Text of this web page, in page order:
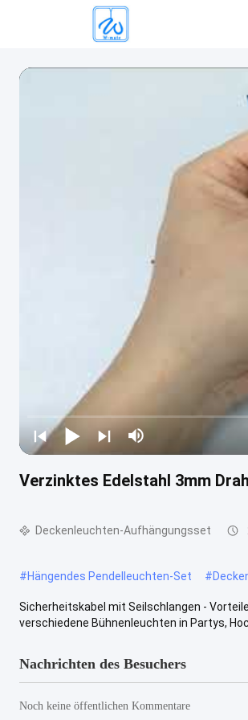
Verzinktes Edelstahl 3mm
Deckenleuchten-Aufhängungsset
#Hängendes Pendelleuchten-Set #
Sicherheitskabel mit Seilschlangen -
verschiedene Bühnenleuchten in Partys,
Nachrichten des Besuchers
Noch keine öffentlichen Kommentare